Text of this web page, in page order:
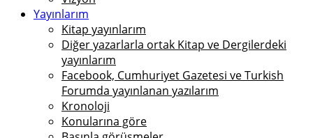
Yayınlarım
Kitap yayınlarım
Diğer yazarlarla ortak Kitap ve Dergilerdeki
yayınlarım
Facebook, Cumhuriyet Gazetesi ve Turkish
Forumda yayınlanan yazılarım
Kronoloji
Konularına göre